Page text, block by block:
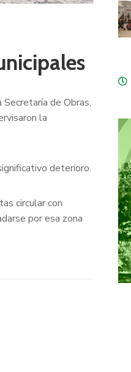
de Obras,
la
deterioro.
circular con
por esa zona